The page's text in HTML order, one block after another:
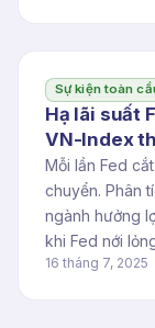
Sự kiện toàn
Hạ lãi suất
VN-Index
Mỗi lần Fed
chuyển. Phân
ngành hưởng
khi Fed nới
16 tháng 7, 2025